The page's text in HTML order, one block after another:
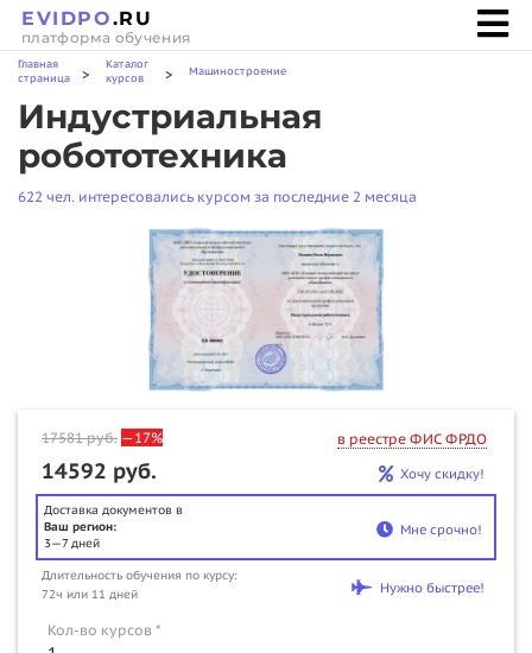
EVIDPO.RU
платформа обучения
Главная
страница
>
Каталог
курсов
> Машиностроение
Индустриальная
робототехника
622 чел. интересовались курсом за последние 2 месяца
17581руб. —17% в реестре ФИС ФРДО
14592 руб. Хочу скидку!
Доставка документов в
Ваш регион:
3—7 дней
Мне срочно!
Длительность обучения по курсу:
72ч или 11 дней
Нужно быстрее!
Кол-во курсов *